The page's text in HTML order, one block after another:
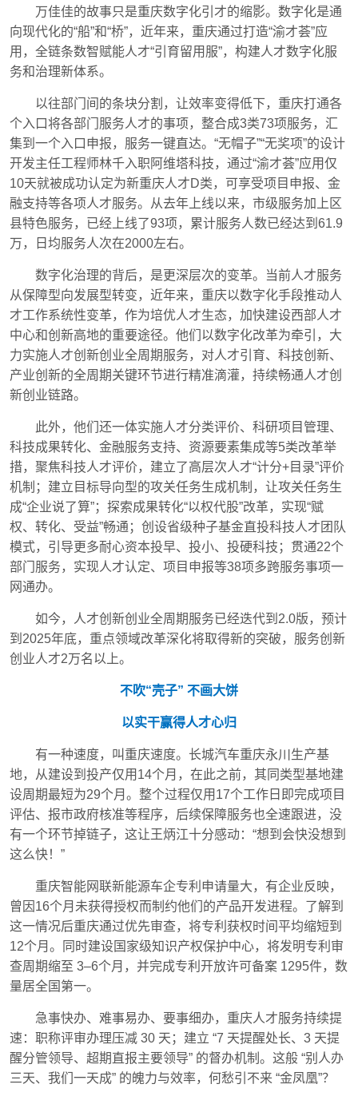
万佳佳的故事只是重庆数字化引才的缩影。数字化是通
向现代化的“船”和“桥”，近年来，重庆通过打造“渝才荟”应
用，全链条数智赋能人才“引育留用服”，构建人才数字化服
务和治理新体系。
以往部门间的条块分割，让效率变得低下，重庆打通各
个入口将各部门服务人才的事项，整合成3类73项服务，汇
集到一个入口申报，服务一键直达。“无帽子”“无奖项”的设计
开发主任工程师林千入职阿维塔科技，通过“渝才荟”应用仅
10天就被成功认定为新重庆人才D类，可享受项目申报、金
融支持等各项人才服务。从去年上线以来，市级服务加上区
县特色服务，已经上线了93项，累计服务人数已经达到61.9
万，日均服务人次在2000左右。
数字化治理的背后，是更深层次的变革。当前人才服务
从保障型向发展型转变，近年来，重庆以数字化手段推动人
才工作系统性变革，作为培优人才生态，加快建设西部人才
中心和创新高地的重要途径。他们以数字化改革为牵引，大
力实施人才创新创业全周期服务，对人才引育、科技创新、
产业创新的全周期关键环节进行精准滴灌，持续畅通人才创
新创业链路。
此外，他们还一体实施人才分类评价、科研项目管理、
科技成果转化、金融服务支持、资源要素集成等5类改革举
措，聚焦科技人才评价，建立了高层次人才“计分+目录”评价
机制；建立目标导向型的攻关任务生成机制，让攻关任务生
成“企业说了算”；探索成果转化“以权代股”改革，实现“赋
权、转化、受益”畅通；创设省级种子基金直投科技人才团队
模式，引导更多耐心资本投早、投小、投硬科技；贯通22个
部门服务，实现人才认定、项目申报等38项多跨服务事项一
网通办。
如今，人才创新创业全周期服务已经迭代到2.0版，预计
到2025年底，重点领域改革深化将取得新的突破，服务创新
创业人才2万名以上。
不吹“壳子” 不画大饼
以实干赢得人才心归
有一种速度，叫重庆速度。长城汽车重庆永川生产基
地，从建设到投产仅用14个月，在此之前，其同类型基地建
设周期最短为29个月。整个过程仅用17个工作日即完成项目
评估、报市政府核准等程序，后续保障服务也全速跟进，没
有一个环节掉链子，这让王炳江十分感动：“想到会快没想到
这么快！”
重庆智能网联新能源车企专利申请量大，有企业反映，
曾因16个月未获得授权而制约他们的产品开发进程。了解到
这一情况后重庆通过优先审查，将专利获权时间平均缩短到
12个月。同时建设国家级知识产权保护中心，将发明专利审
查周期缩至 3–6个月，并完成专利开放许可备案 1295件，数
量居全国第一。
急事快办、难事易办、要事细办，重庆人才服务持续提
速：职称评审办理压减 30 天；建立 “7 天提醒处长、3 天提
醒分管领导、超期直报主要领导” 的督办机制。这般 “别人办
三天、我们一天成” 的魄力与效率，何愁引不来 “金凤凰”？